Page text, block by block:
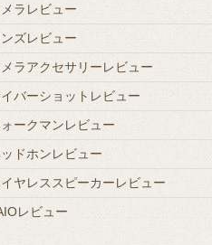
ラレビュー
ンズレビュー
ラアクセサリーレビュー
バーショットレビュー
ークマンレビュー
ドホンレビュー
ヤレススピーカーレビュー
レビュー